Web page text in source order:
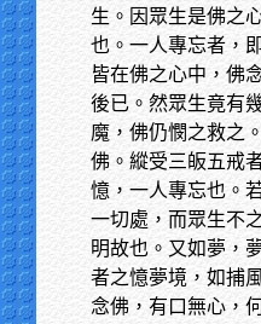
生。因眾生是佛之
也。一人專忘者，
皆在佛之心中，佛
後已。然眾生竟有
魔，佛仍憫之救之
佛。縱受三皈五戒
憶，一人專忘也。
一切處，而眾生不
明故也。又如夢，
者之憶夢境，如捕
念佛，有口無心，